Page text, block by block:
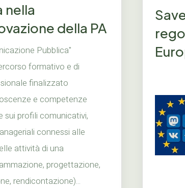
nella
della PA
Pubblica"
formativo e di
finalizzato
e competenze
sui profili comunicativi,
connessi alle
attività di una
progettazione,
rendicontazione)...